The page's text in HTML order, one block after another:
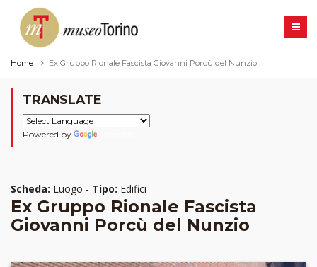
Home Ex Gruppo Rionale Fascista Giovanni Porcù del Nunzio
TRANSLATE
Powered by
Scheda: Luogo - Tipo: Edifici
Ex Gruppo Rionale Fascista
Giovanni Porcù del Nunzio